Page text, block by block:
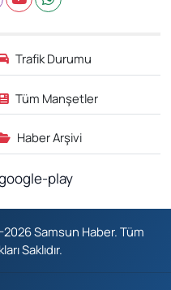
Trafik Durumu
Tüm Manşetler
Haber Arşivi
Samsun Haber. Tüm
Saklıdır.